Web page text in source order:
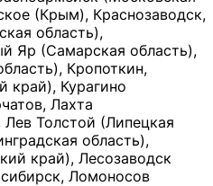
(Крым), Краснозаводск,
область),
Яр (Самарская область),
Кропоткин,
край), Курагино
Лахта
Лев Толстой (Липецкая
область),
край), Лесозаводск
Ломоносов